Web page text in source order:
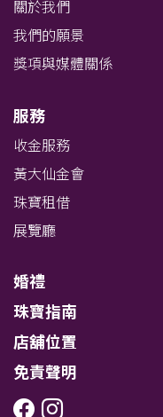
關於我們
我們的願景
獎項與媒體關係
服務
收金服務
黃大仙金會
珠寶租借
展覽廳
婚禮
珠寶指南
店舖位置
免責聲明